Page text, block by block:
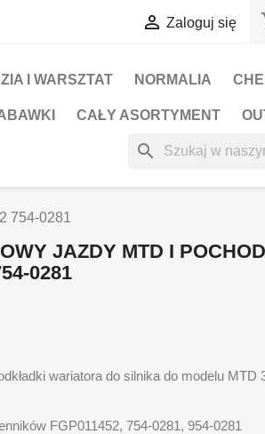
 Zaloguj się
I WARSZTAT NORMALIA
CAŁY ASORTYMENT
search
754-0281
JAZDY MTD I
0281
wariatora do silnika do modelu MTD
FGP011452, 754-0281, 954-0281